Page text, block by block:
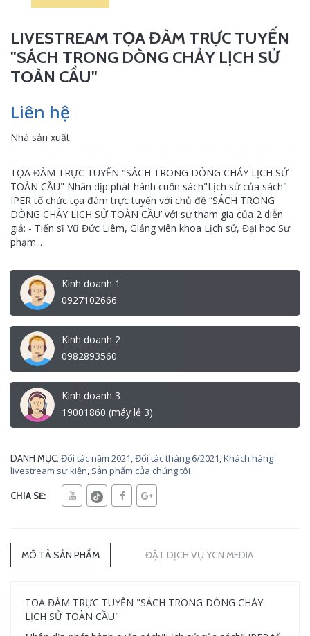
LIVESTREAM TỌA ĐÀM TRỰC TUYẾN
"SÁCH TRONG DÒNG CHẢY LỊCH SỬ
TOÀN CẦU"
Liên hệ
Nhà sản xuất:
TỌA ĐÀM TRỰC TUYẾN "SÁCH TRONG DÒNG CHẢY LỊCH SỬ
TOÀN CẦU" Nhân dịp phát hành cuốn sách"Lịch sử của sách"
IPER tổ chức tọa đàm trực tuyến với chủ đề “SÁCH TRONG
DÒNG CHẢY LỊCH SỬ TOÀN CẦU’ với sự tham gia của 2 diễn
giả: - Tiến sĩ Vũ Đức Liêm, Giảng viên khoa Lịch sử, Đại học Sư
phạm...
Kinh doanh 1
0927102666
Kinh doanh 2
0982893560
Kinh doanh 3
19001860 (máy lẻ 3)
DANH MỤC: Đối tác năm 2021,Đối tác tháng 6/2021,Khách hàng
livestream sự kiện, Sản phẩm của chúng tôi
CHIA SẺ:
MÔ TẢ SẢN PHẨM ĐẶT DỊCH VỤ YCN MEDIA
TỌA ĐÀM TRỰC TUYẾN "SÁCH TRONG DÒNG CHẢY
LỊCH SỬ TOÀN CẦU"